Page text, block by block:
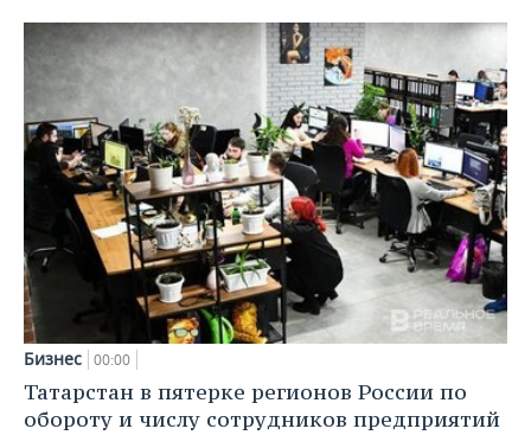
Бизнес 00:00
Татарстан в пятерке регионов России по
обороту и числу сотрудников предприятий